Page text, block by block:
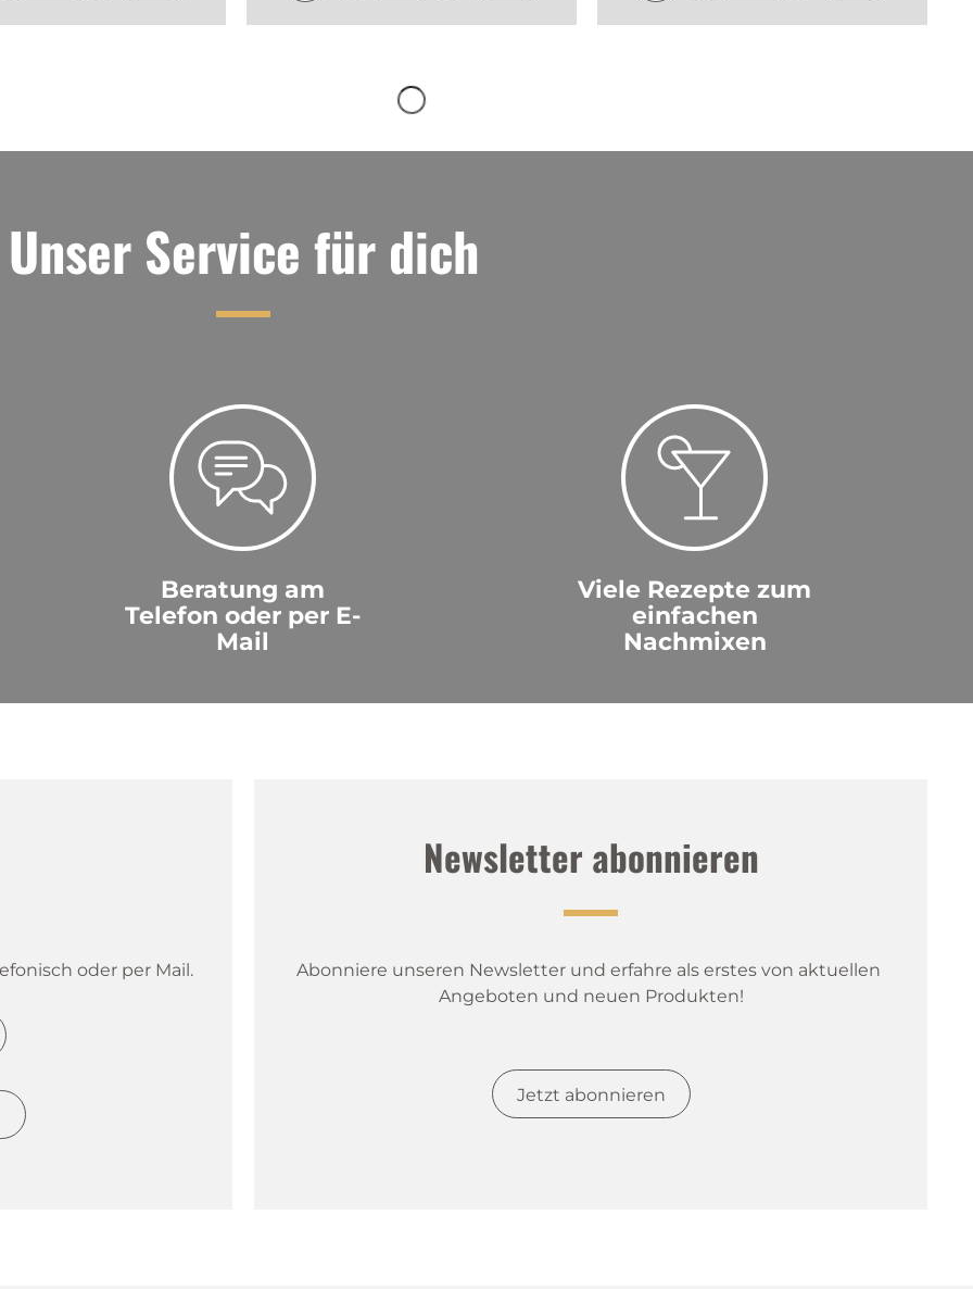
Unser Service für dich
Beratung am
Telefon oder per E-
Mail
Viele Rezepte zum
einfachen
Nachmixen
oder per Mail.
Newsletter abonnieren
Abonniere unseren Newsletter und erfahre als erstes von aktuellen
Angeboten und neuen Produkten!
Jetzt abonnieren